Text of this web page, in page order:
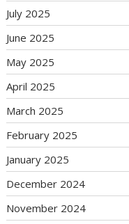
July 2025
June 2025
May 2025
April 2025
March 2025
February 2025
January 2025
December 2024
November 2024